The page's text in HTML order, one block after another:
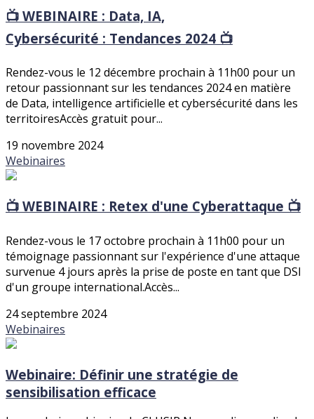
📺 WEBINAIRE : Data, IA,
Cybersécurité : Tendances 2024 📺
Rendez-vous le 12 décembre prochain à 11h00 pour un
retour passionnant sur les tendances 2024 en matière
de Data, intelligence artificielle et cybersécurité dans les
territoiresAccès gratuit pour...
19 novembre 2024
Webinaires
📺 WEBINAIRE : Retex d'une Cyberattaque 📺
Rendez-vous le 17 octobre prochain à 11h00 pour un
témoignage passionnant sur l'expérience d'une attaque
survenue 4 jours après la prise de poste en tant que DSI
d'un groupe international.Accès...
24 septembre 2024
Webinaires
Webinaire: Définir une stratégie de
sensibilisation efficace